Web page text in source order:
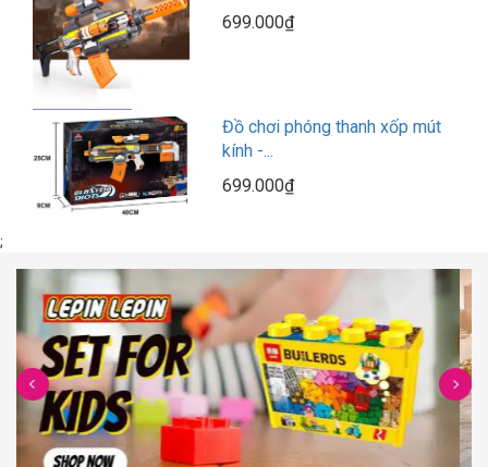
699.000₫
Đồ chơi phóng thanh xốp mút
kính -...
699.000₫
;